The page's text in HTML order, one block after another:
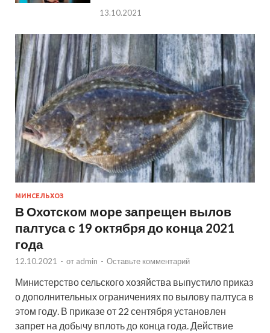
13.10.2021
МИНСЕЛЬХОЗ
В Охотском море запрещен вылов
палтуса с 19 октября до конца 2021
года
12.10.2021 - от admin - Оставьте комментарий
Министерство сельского хозяйства выпустило приказ
о дополнительных ограничениях по вылову палтуса в
этом году. В приказе от 22 сентября установлен
запрет на добычу вплоть до конца года. Действие